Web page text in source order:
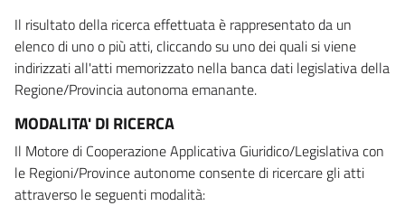
Il risultato della ricerca effettuata è rappresentato da un
elenco di uno o più atti, cliccando su uno dei quali si viene
indirizzati all'atti memorizzato nella banca dati legislativa della
Regione/Provincia autonoma emanante.
MODALITA' DI RICERCA
Il Motore di Cooperazione Applicativa Giuridico/Legislativa con
le Regioni/Province autonome consente di ricercare gli atti
attraverso le seguenti modalità: